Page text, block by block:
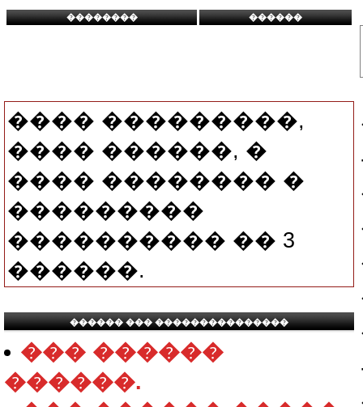
���� ���������,
���� ������, �
���� �������� �
���������
���������� �� 3
������.
������ ��� ���������������
��� ������
������.